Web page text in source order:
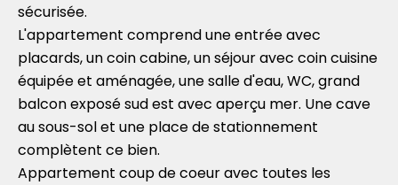
sécurisée.
L'appartement comprend une entrée avec
placards, un coin cabine, un séjour avec coin cuisine
équipée et aménagée, une salle d'eau, WC, grand
balcon exposé sud est avec aperçu mer. Une cave
au sous-sol et une place de stationnement
complètent ce bien.
Appartement coup de coeur avec toutes les